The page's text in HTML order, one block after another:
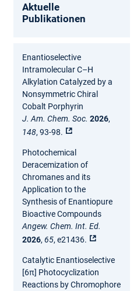
Aktuelle
Publikationen
Enantioselective
Intramolecular C–H
Alkylation Catalyzed by a
Nonsymmetric Chiral
Cobalt Porphyrin
J. Am. Chem. Soc. 2026,
148, 93-98.
Photochemical
Deracemization of
Chromanes and its
Application to the
Synthesis of Enantiopure
Bioactive Compounds
Angew. Chem. Int. Ed.
2026, 65, e21436.
Catalytic Enantioselective
[6π] Photocyclization
Reactions by Chromophore